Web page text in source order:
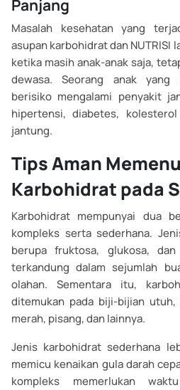
Panjang
Masalah kesehatan yang
asupan karbohidrat dan NUTRISI
ketika masih anak-anak saja,
dewasa. Seorang anak yang
berisiko mengalami penyakit
hipertensi, diabetes,
jantung.
Tips Aman
Karbohidrat pada
Karbohidrat mempunyai dua
kompleks serta sederhana.
berupa fruktosa, glukosa, dan
terkandung dalam sejumlah
olahan. Sementara itu,
ditemukan pada biji-bijian
merah, pisang, dan lainnya.
Jenis karbohidrat sederhana
memicu kenaikan gula darah
kompleks memerlukan